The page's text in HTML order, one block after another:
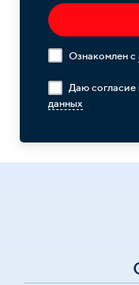
Ознакомлен с
Даю согласие
данных